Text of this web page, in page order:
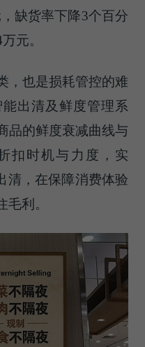
缺货率下降3个百分
元。
，也是损耗管控的难
出清及鲜度管理系
品的鲜度衰减曲线与
扣时机与力度，实
清，在保障消费体验
利。